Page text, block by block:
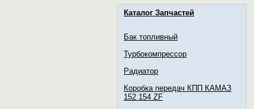
Каталог Запчастей
Бак топливный
Турбокомпрессор
Радиатор
Коробка передач КПП КАМАЗ
152 154 ZF